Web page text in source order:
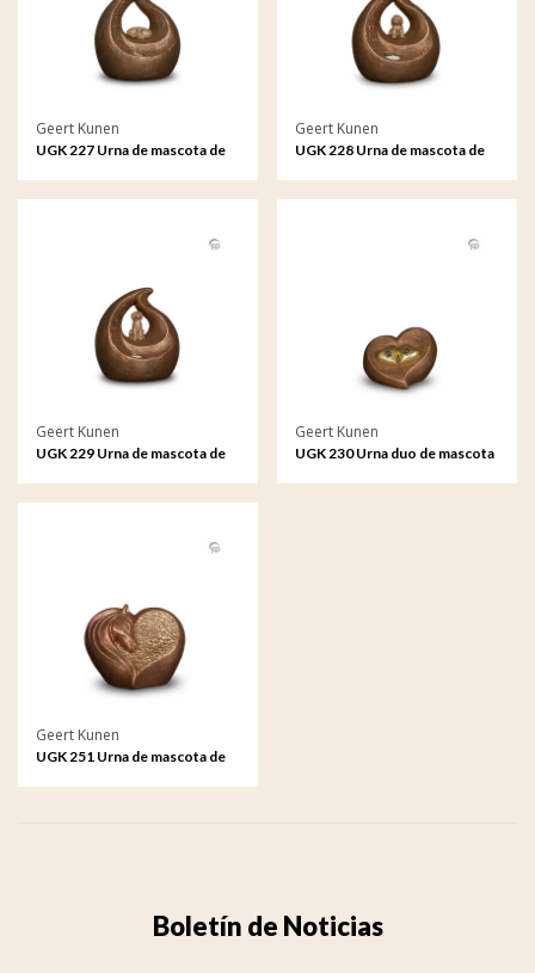
Geert Kunen
UGK 227 Urna de mascota de
Geert Kunen
UGK 228 Urna de mascota de
Geert Kunen
UGK 229 Urna de mascota de
Geert Kunen
UGK 230 Urna duo de mascota
Geert Kunen
UGK 251 Urna de mascota de
Boletín de Noticias